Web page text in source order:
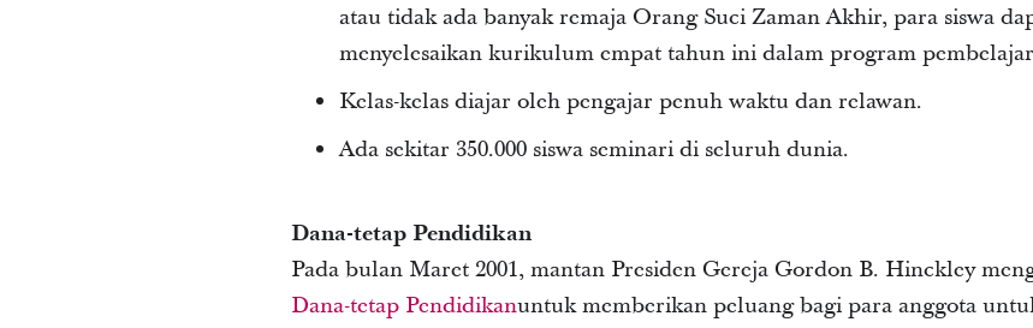
atau tidak ada banyak remaja Orang Suci Zaman Akhir, para siswa
menyelesaikan kurikulum empat tahun ini dalam program
Kelas-kelas diajar oleh pengajar penuh waktu dan relawan.
Ada sekitar 350.000 siswa seminari di seluruh dunia.
Dana-tetap Pendidikan
Pada bulan Maret 2001, mantan Presiden Gereja Gordon B. Hinckley
Dana-tetap Pendidikanuntuk memberikan peluang bagi para anggota